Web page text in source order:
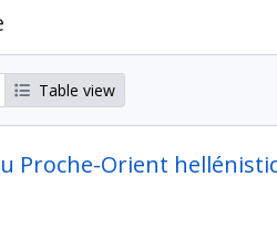
Table view
Proche-Orient